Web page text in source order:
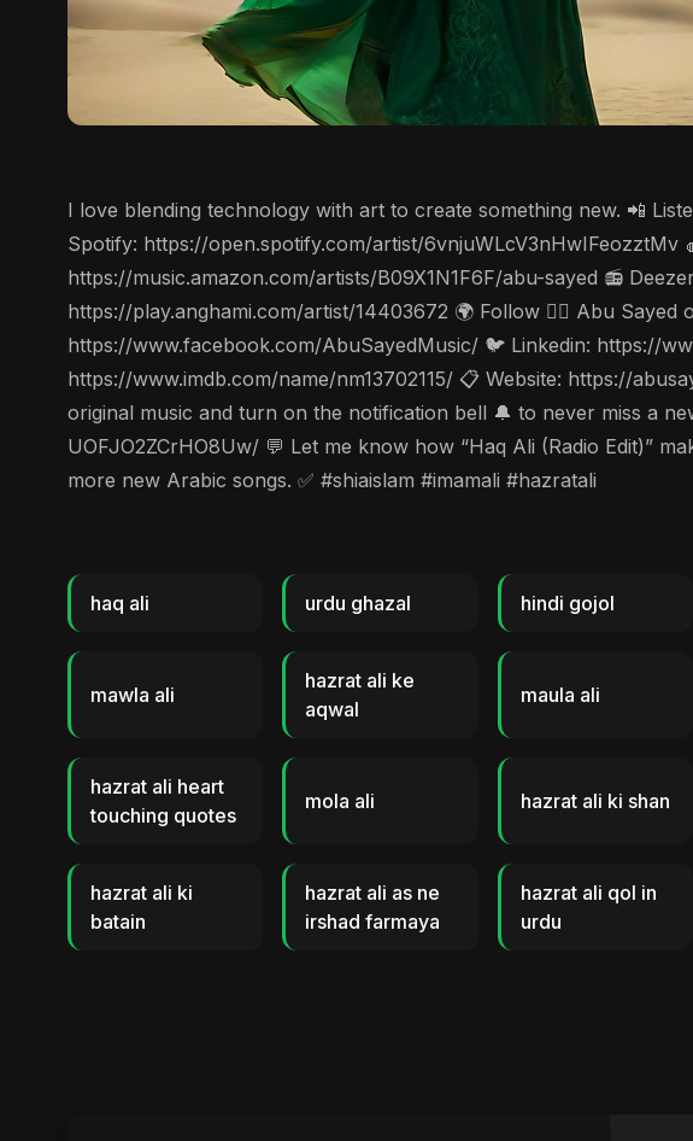
I love blending technology with art to create something new. 📲
Spotify: https://open.spotify.com/artist/
https://music.amazon.com/artists/B09X1N1F6F/abu-sayed 📻
https://play.anghami.com/artist/14403672 🌍 Follow 🤵‍♂️ Abu
https://www.facebook.com/AbuSayedMusic/ 🐦 Linkedin: https://
https://www.imdb.com/name/nm13702115/ 📋 Website: https://
original music and turn on the notification bell 🔔 to never miss a
UOFJO2ZCrHO8Uw/ 💬 Let me know how “Haq Ali (Radio Edit)”
more new Arabic songs. ✅ #shiaislam #imamali #hazratali
haq ali urdu ghazal hindi gojol
mawla ali
hazrat ali ke
aqwal
maula ali
hazrat ali heart
touching quotes
mola ali hazrat ali ki shan
hazrat ali ki
batain
hazrat ali as ne
irshad farmaya
hazrat ali qol in
urdu